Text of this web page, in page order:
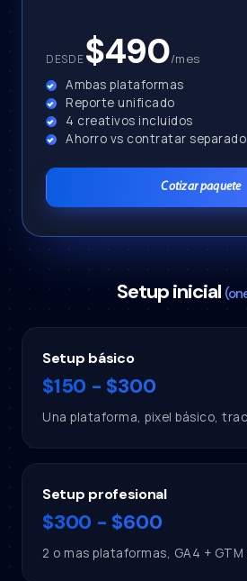
DESDE$490/mes
Ambas plataformas
Reporte unificado
4 creativos incluidos
Ahorro vs contratar separado
Cotizar paquete
Setup inicial
Setup básico
$150 - $300
Una plataforma, pixel básico,
Setup profesional
$300 - $600
2 o mas plataformas, GA4 +